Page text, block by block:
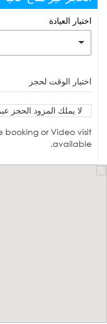
اختيار العيادة
اختيار الوقت لحجز
لا يملك المزود الحجز
booking or Video visit
available.